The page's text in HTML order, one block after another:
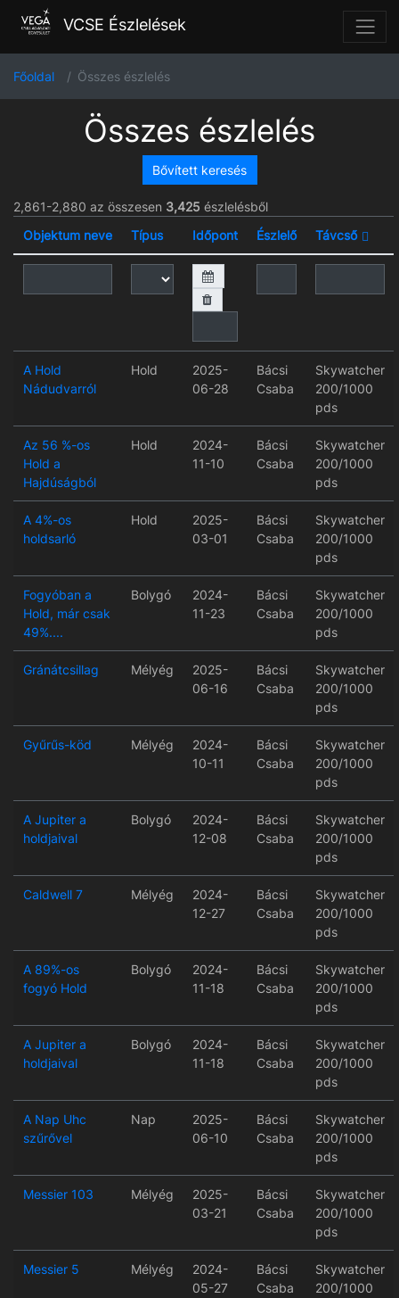
VCSE Észlelések
Főoldal Összes észlelés
Összes észlelés
Bővített keresés
2,861-2,880 az összesen 3,425 észlelésből
Objektum neve
Típus Időpont Észlelő Távcső
A Hold
Nádudvarról
Hold
2025-
06-28
Bácsi
Csaba
Skywatcher
200/1000
pds
Az 56 %-os
Hold a
Hajdúságból
Hold
2024-
11-10
Bácsi
Csaba
Skywatcher
200/1000
pds
A 4%-os
holdsarló
Hold
2025-
03-01
Bácsi
Csaba
Skywatcher
200/1000
pds
Fogyóban a
Hold, már csak
49%....
Bolygó
2024-
11-23
Bácsi
Csaba
Skywatcher
200/1000
pds
Gránátcsillag Mélyég
2025-
06-16
Bácsi
Csaba
Skywatcher
200/1000
pds
Gyűrűs-köd Mélyég
2024-
10-11
Bácsi
Csaba
Skywatcher
200/1000
pds
A Jupiter a
holdjaival
Bolygó
2024-
12-08
Bácsi
Csaba
Skywatcher
200/1000
pds
Caldwell 7 Mélyég
2024-
12-27
Bácsi
Csaba
Skywatcher
200/1000
pds
A 89%-os
fogyó Hold
Bolygó
2024-
11-18
Bácsi
Csaba
Skywatcher
200/1000
pds
A Jupiter a
holdjaival
Bolygó
2024-
11-18
Bácsi
Csaba
Skywatcher
200/1000
pds
A Nap Uhc
szűrővel
Nap
2025-
06-10
Bácsi
Csaba
Skywatcher
200/1000
pds
Messier 103 Mélyég
2025-
03-21
Bácsi
Csaba
Skywatcher
200/1000
pds
Messier 5 Mélyég
2024-
05-27
Bácsi
Csaba
Skywatcher
200/1000